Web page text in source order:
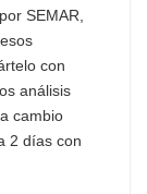
SEMAR,
con
análisis
cambio
2 días con